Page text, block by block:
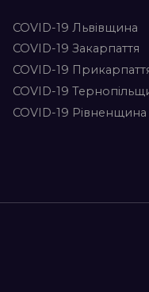
COVID-19 Львівщина
COVID-19 Закарпаття
COVID-19
COVID-19
COVID-19 Рівненщина